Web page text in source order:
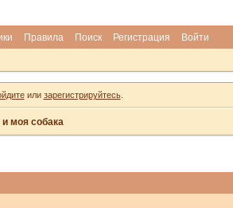
Правила Поиск Регистрация Войти
или зарегистрируйтесь.
моя собака